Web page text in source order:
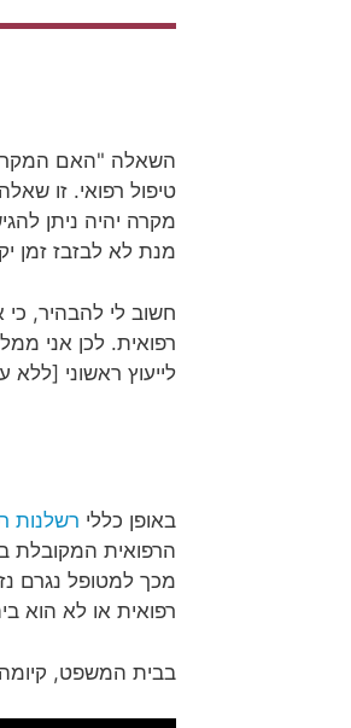
השאלה "האם
טיפול רפואי. זו
מקרה יהיה ניתן
מנת לא לבזבז זמן
חשוב לי להבהיר,
רפואית. לכן אני
לייעוץ ראשוני
באופן כללי רשלנות
הרפואית המקובלת
מכך למטופל נגרם
רפואית או לא הוא
בבית המשפט, קיומה